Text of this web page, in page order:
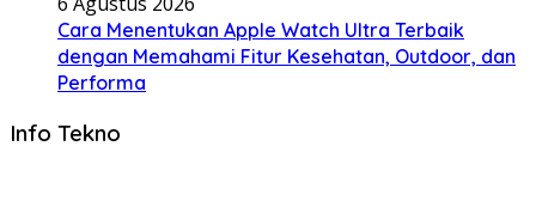
Cara Menentukan Apple Watch Ultra Terbaik
dengan Memahami Fitur Kesehatan, Outdoor, dan
Performa
Info Tekno